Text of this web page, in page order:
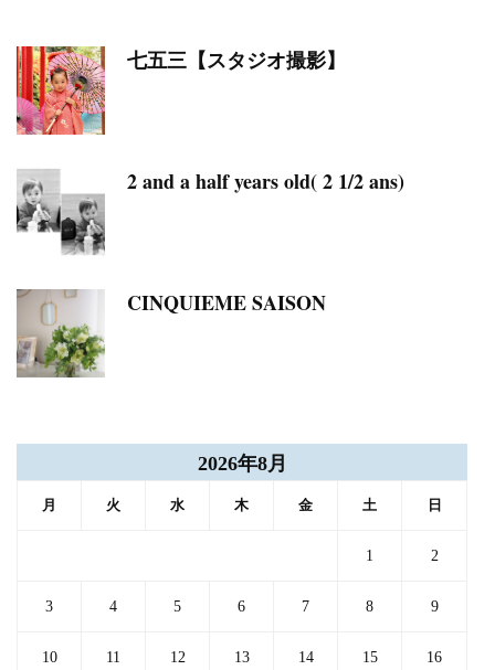
七五三【スタジオ撮影】
2 and a half years old( 2 1/2 ans)
CINQUIEME SAISON
2026年8月
月 火 水 木 金 土 日
1 2
3 4 5 6 7 8 9
10 11 12 13 14 15 16